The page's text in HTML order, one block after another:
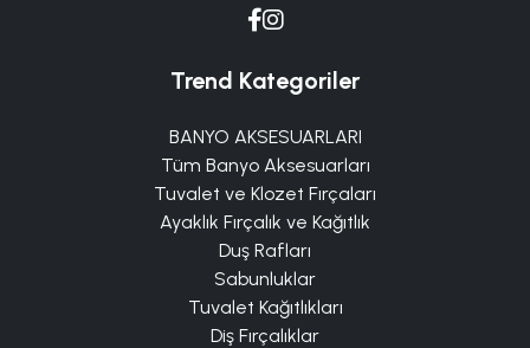
Trend Kategoriler
BANYO AKSESUARLARI
Tüm Banyo Aksesuarları
Tuvalet ve Klozet Fırçaları
Ayaklık Fırçalık ve Kağıtlık
Duş Rafları
Sabunluklar
Tuvalet Kağıtlıkları
Diş Fırçalıklar